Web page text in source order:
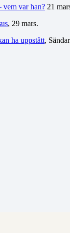
vem var han? 21
, 29 mars.
ha uppstått,